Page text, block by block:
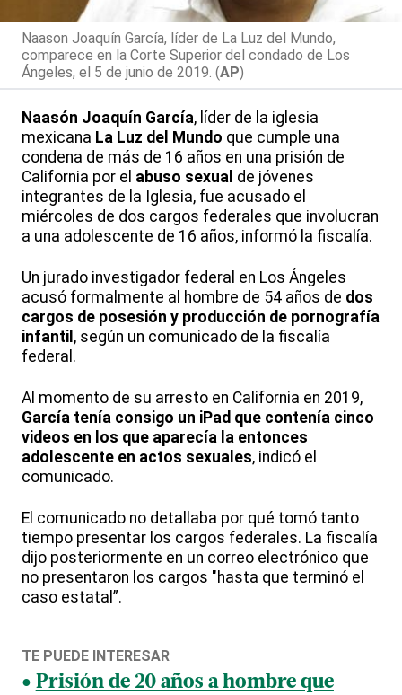
Naason Joaquín García, líder de La Luz del Mundo,
comparece en la Corte Superior del condado de Los
Ángeles, el 5 de junio de 2019. (AP)
Naasón Joaquín García, líder de la iglesia
mexicana La Luz del Mundo que cumple una
condena de más de 16 años en una prisión de
California por el abuso sexual de jóvenes
integrantes de la Iglesia, fue acusado el
miércoles de dos cargos federales que involucran
a una adolescente de 16 años, informó la fiscalía.
Un jurado investigador federal en Los Ángeles
acusó formalmente al hombre de 54 años de dos
cargos de posesión y producción de pornografía
infantil , según un comunicado de la fiscalía
federal.
Al momento de su arresto en California en 2019,
García tenía consigo un iPad que contenía cinco
videos en los que aparecía la entonces
adolescente en actos sexuales, indicó el
comunicado.
El comunicado no detallaba por qué tomó tanto
tiempo presentar los cargos federales. La fiscalía
dijo posteriormente en un correo electrónico que
no presentaron los cargos "hasta que terminó el
caso estatal”.
TE PUEDE INTERESAR
Prisión de 20 años a hombre que